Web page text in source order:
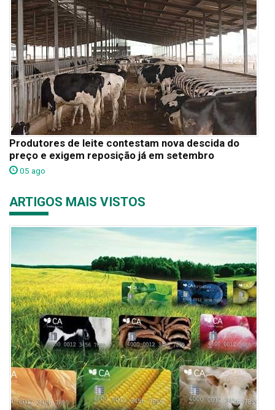
Produtores de leite contestam nova descida do
preço e exigem reposição já em setembro
05 ago
ARTIGOS MAIS VISTOS